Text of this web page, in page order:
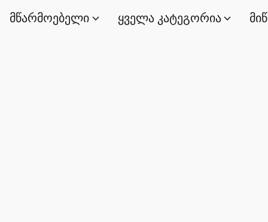
მწარმოებელი ყველა კატეგორია